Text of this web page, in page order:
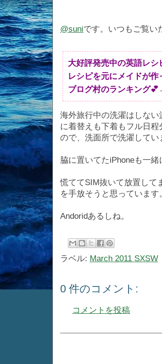
@suniです。いつもご覧い
大好評発売中の英語レ
レシピを元にメイドが
ブログ村のランキング
海外旅行中の洗濯はしな
に着替えも下着もフル日
ので、洗面所で洗濯してい
脇に置いてたiPhoneも一緒
慌ててSIM抜いて放置して
を手放そうと思っています
Andoridあるしね。
ラベル: March 2011 SXSW
0 件のコメント:
コメントを投稿